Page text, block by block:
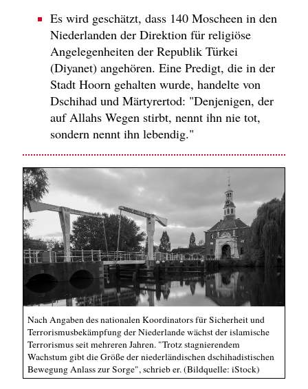
Es wird geschätzt, dass 140 Moscheen in den
Niederlanden der Direktion für religiöse
Angelegenheiten der Republik Türkei
(Diyanet) angehören. Eine Predigt, die in der
Stadt Hoorn gehalten wurde, handelte von
Dschihad und Märtyrertod: "Denjenigen, der
auf Allahs Wegen stirbt, nennt ihn nie tot,
sondern nennt ihn lebendig."
Nach Angaben des nationalen Koordinators für Sicherheit und
Terrorismusbekämpfung der Niederlande wächst der islamische
Terrorismus seit mehreren Jahren. "Trotz stagnierendem
Wachstum gibt die Größe der niederländischen dschihadistischen
Bewegung Anlass zur Sorge", schrieb er. (Bildquelle: iStock)